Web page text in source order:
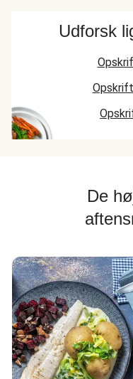
Udforsk
De